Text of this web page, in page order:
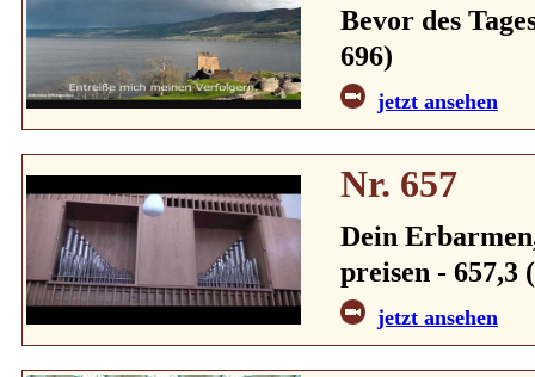
Bevor des
696)
jetzt ansehen
Nr. 657
Dein
preisen - 657,3
jetzt ansehen